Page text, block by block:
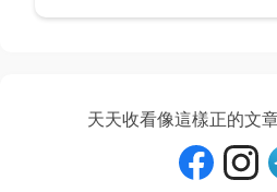
天天收看像這樣正的文